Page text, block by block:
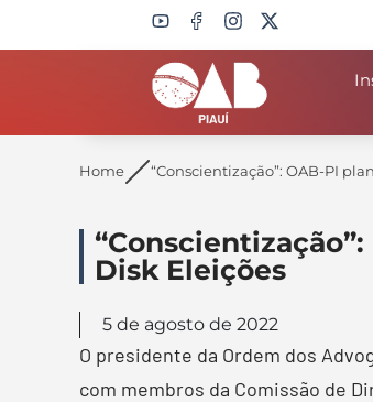
Search
Home “Conscientização”: OAB-PI
Disk Eleições
5 de agosto de 2022
O presidente da Ordem dos
com membros da Comissão de